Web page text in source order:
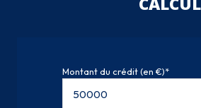
Montant du crédit (en €)*